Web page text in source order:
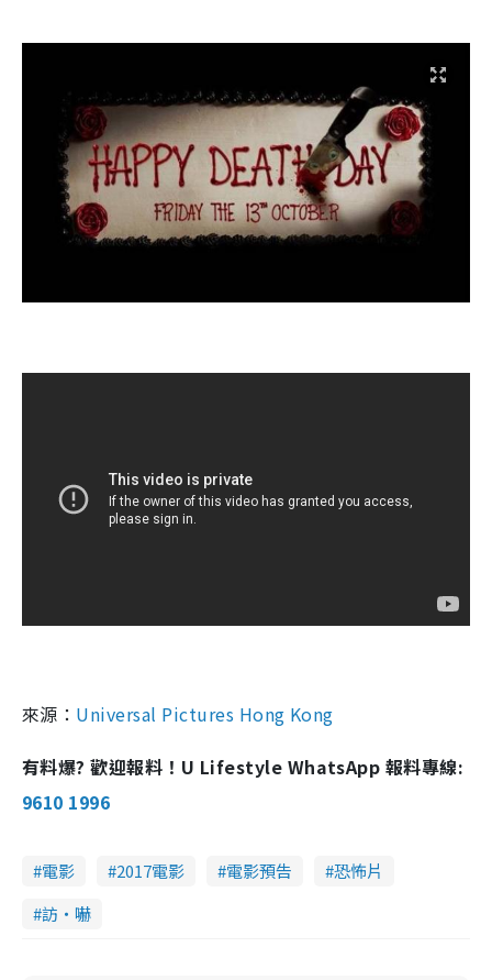
來源： Universal Pictures Hong Kong
有料爆? 歡迎報料！U Lifestyle WhatsApp 報料專線:
9610 1996
電影 2017電影 電影預告
恐怖片
訪・嚇